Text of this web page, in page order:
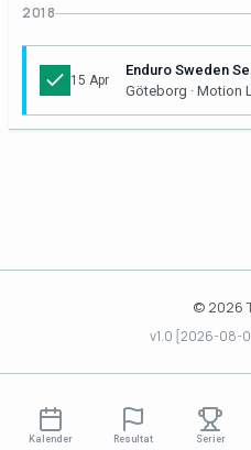
2018
15 Apr
Enduro Sweden
Göteborg · Motion
Kalender Resultat Serier
© 2026
v1.0 [2026-08-